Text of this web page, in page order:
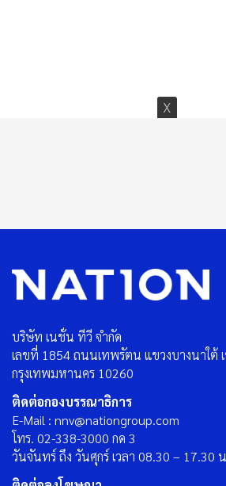
บริษัท เนชั่น ทีวี จำกัด
เลขที่ 1854 ถนนเทพรัตน แขวงบางนาใต้
กรุงเทพมหานคร 10260
ติดต่อกองบรรณาธิการ
E-Mail : nnv@nationgroup.com
โทร. 02-338-3000 กด 3
วันจันทร์ ถึง วันศุกร์ เวลา 08.30 – 17.30